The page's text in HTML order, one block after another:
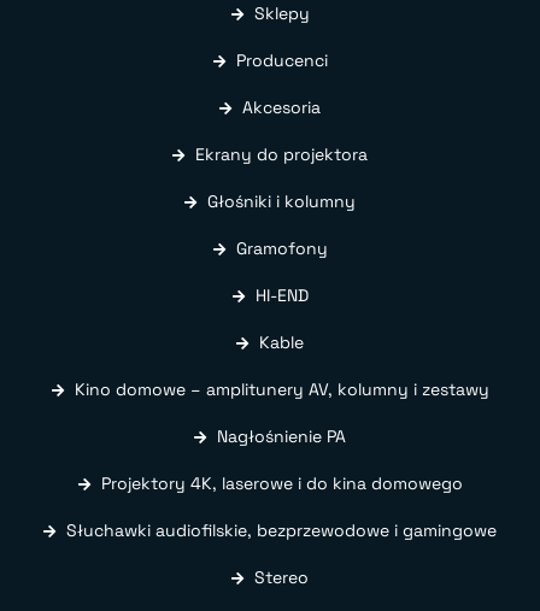
Sklepy
Producenci
Akcesoria
Ekrany do projektora
Głośniki i kolumny
Gramofony
HI-END
Kable
Kino domowe – amplitunery AV, kolumny i zestawy
Nagłośnienie PA
Projektory 4K, laserowe i do kina domowego
Słuchawki audiofilskie, bezprzewodowe i gamingowe
Stereo